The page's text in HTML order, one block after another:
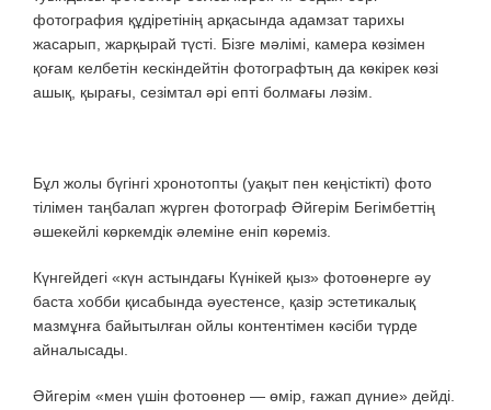
фотография құдіретінің арқасында адамзат тарихы
жасарып, жарқырай түсті. Бізге мәлімі, камера көзімен
қоғам келбетін кескіндейтін фотографтың да көкірек көзі
ашық, қырағы, сезімтал әрі епті болмағы ләзім.
Бұл жолы бүгінгі хронотопты (уақыт пен кеңістікті) фото
тілімен таңбалап жүрген фотограф Әйгерім Бегімбеттің
әшекейлі көркемдік әлеміне еніп көреміз.
Күнгейдегі «күн астындағы Күнікей қыз» фотоөнерге әу
баста хобби қисабында әуестенсе, қазір эстетикалық
мазмұнға байытылған ойлы контентімен кәсіби түрде
айналысады.
Әйгерім «мен үшін фотоөнер — өмір, ғажап дүние» дейді.